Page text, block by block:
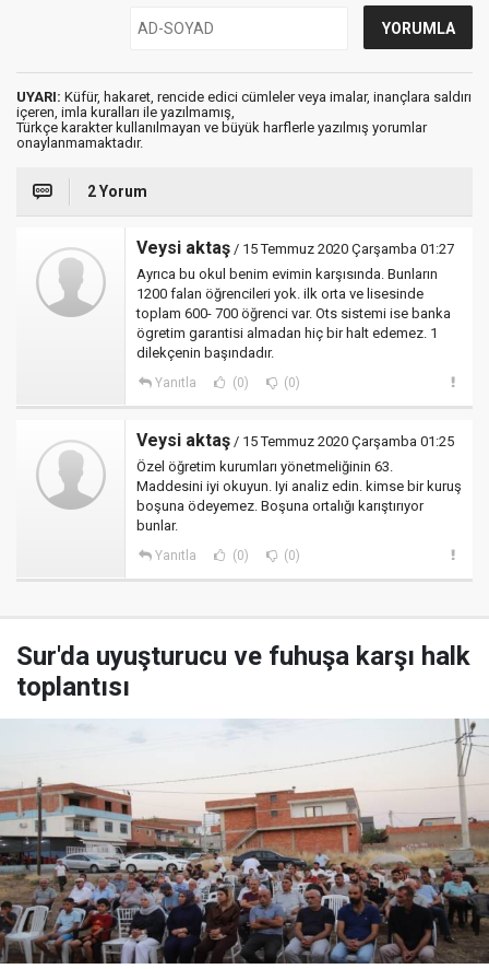
UYARI: Küfür, hakaret, rencide edici cümleler veya imalar, inançlara saldırı
içeren, imla kuralları ile yazılmamış,
Türkçe karakter kullanılmayan ve büyük harflerle yazılmış yorumlar
onaylanmamaktadır.
2 Yorum
Veysi aktaş / 15 Temmuz 2020 Çarşamba 01:27
Ayrıca bu okul benim evimin karşısında. Bunların
1200 falan öğrencileri yok. ilk orta ve lisesinde
toplam 600- 700 öğrenci var. Ots sistemi ise banka
ögretim garantisi almadan hiç bir halt edemez. 1
dilekçenin başındadır.
Yanıtla (0) (0)
Veysi aktaş / 15 Temmuz 2020 Çarşamba 01:25
Özel öğretim kurumları yönetmeliğinin 63.
Maddesini iyi okuyun. Iyi analiz edin. kimse bir kuruş
boşuna ödeyemez. Boşuna ortalığı karıştırıyor
bunlar.
Yanıtla (0) (0)
Sur'da uyuşturucu ve fuhuşa karşı halk
toplantısı